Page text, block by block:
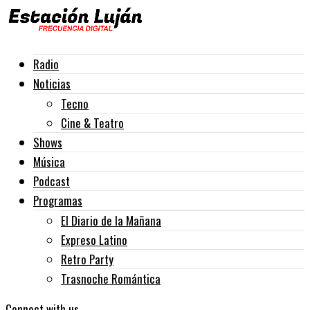
Radio
Noticias
Tecno
Cine & Teatro
Shows
Música
Podcast
Programas
El Diario de la Mañana
Expreso Latino
Retro Party
Trasnoche Romántica